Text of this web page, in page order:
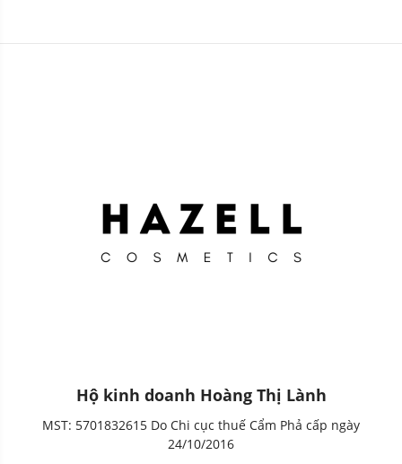
Hộ kinh doanh Hoàng Thị Lành
MST: 5701832615 Do Chi cục thuế Cẩm Phả cấp ngày
24/10/2016